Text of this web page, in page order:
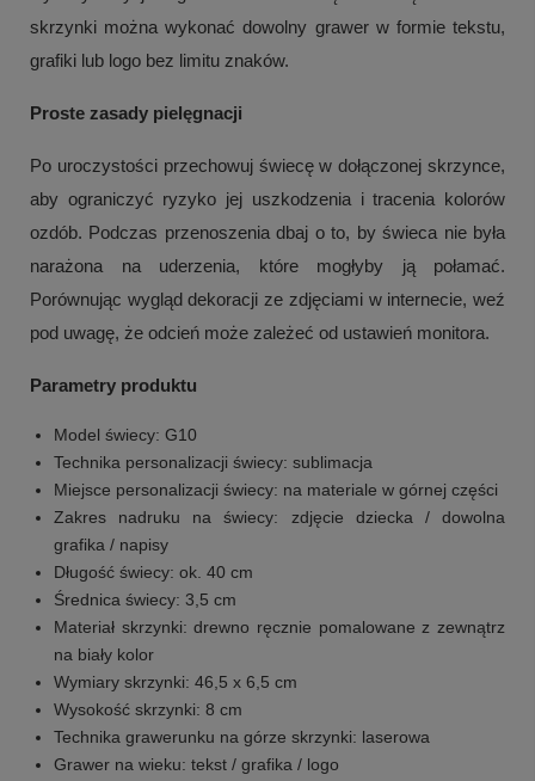
skrzynki można wykonać dowolny grawer w formie tekstu,
grafiki lub logo bez limitu znaków.
Proste zasady pielęgnacji
Po uroczystości przechowuj świecę w dołączonej skrzynce,
aby ograniczyć ryzyko jej uszkodzenia i tracenia kolorów
ozdób. Podczas przenoszenia dbaj o to, by świeca nie była
narażona na uderzenia, które mogłyby ją połamać.
Porównując wygląd dekoracji ze zdjęciami w internecie, weź
pod uwagę, że odcień może zależeć od ustawień monitora.
Parametry produktu
Model świecy: G10
Technika personalizacji świecy: sublimacja
Miejsce personalizacji świecy: na materiale w górnej części
Zakres nadruku na świecy: zdjęcie dziecka / dowolna
grafika / napisy
Długość świecy: ok. 40 cm
Średnica świecy: 3,5 cm
Materiał skrzynki: drewno ręcznie pomalowane z zewnątrz
na biały kolor
Wymiary skrzynki: 46,5 x 6,5 cm
Wysokość skrzynki: 8 cm
Technika grawerunku na górze skrzynki: laserowa
Grawer na wieku: tekst / grafika / logo